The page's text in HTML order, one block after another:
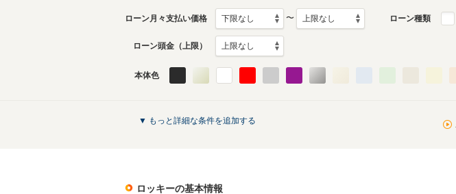
ローン月々支払い価格 〜 ローン種類
ローン頭金（上限）
本体色
▼ もっと詳細な条件を追加する
ロッキーの基本情報